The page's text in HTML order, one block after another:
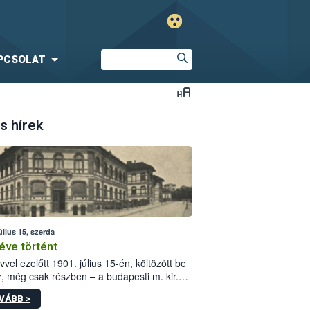
hírek
15, szerda
történt
ezelőtt 1901. július 15-én, költözött be
még csak részben – a budapesti m. kir.
állomás a Kis Rókus utca
alatti, Czigler Győző által tervezett új
>